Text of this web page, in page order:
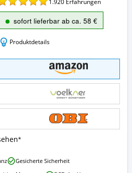
1.920 Erfahrungen
sofort lieferbar ab ca. 58 €
Produktdetails
Gesicherte Sicherheit